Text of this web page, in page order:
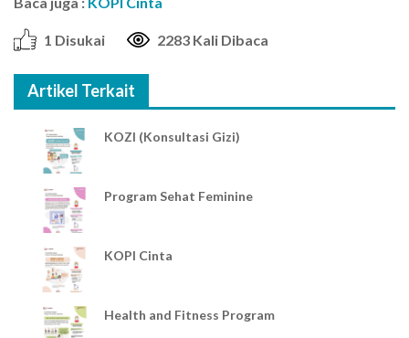
1 Disukai 2283 Kali Dibaca
Artikel Terkait
KOZI (Konsultasi Gizi)
Program Sehat Feminine
KOPI Cinta
Health and Fitness Program